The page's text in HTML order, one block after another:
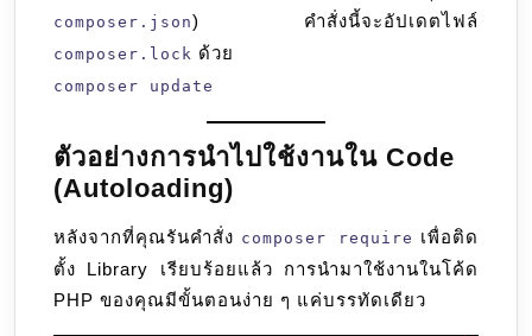
composer.json) คำสั่งนี้จะอัปเดตไฟล์
composer.lock ด้วย
composer update
ตัวอย่างการนำไปใช้งานใน Code
(Autoloading)
หลังจากที่คุณรันคำสั่ง composer require เพื่อติด
ตั้ง Library เรียบร้อยแล้ว การนำมาใช้งานในโค้ด
PHP ของคุณมีขั้นตอนง่าย ๆ แค่บรรทัดเดียว